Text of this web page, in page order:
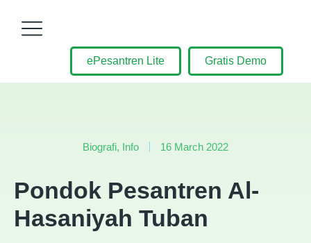
ePesantren Lite Gratis Demo
Biografi, Info 16 March 2022
Pondok Pesantren Al-
Hasaniyah Tuban